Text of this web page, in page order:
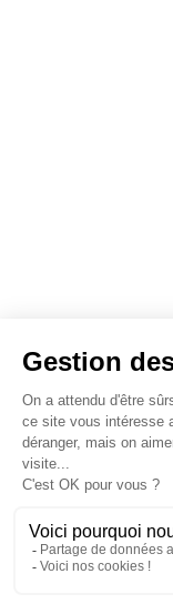
Raison sociale : ECF
SIREN: 312379266 -
Siège social : RN 11 - Rte